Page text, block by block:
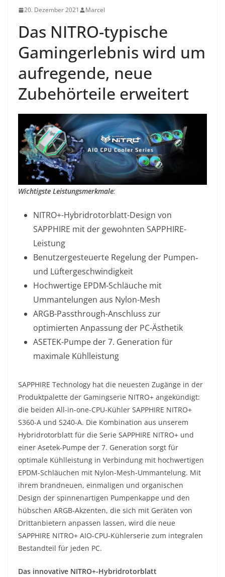
20. Dezember 2021 Marcel
Das NITRO-typische
Gamingerlebnis wird um
aufregende, neue
Zubehörteile erweitert
Wichtigste Leistungsmerkmale:
NITRO+-Hybridrotorblatt-Design von
SAPPHIRE mit der gewohnten SAPPHIRE-
Leistung
Benutzergesteuerte Regelung der Pumpen‑
und Lüftergeschwindigkeit
Hochwertige EPDM-Schläuche mit
Ummantelungen aus Nylon-Mesh
ARGB-Passthrough-Anschluss zur
optimierten Anpassung der PC-Ästhetik
ASETEK-Pumpe der 7. Generation für
maximale Kühlleistung
SAPPHIRE Technology hat die neuesten Zugänge in der
Produktpalette der Gamingserie NITRO+ angekündigt:
die beiden All-in-one-CPU-Kühler SAPPHIRE NITRO+
S360-A und S240-A. Die Kombination aus unserem
Hybridrotorblatt für die Serie SAPPHIRE NITRO+ und
einer Asetek-Pumpe der 7. Generation sorgt für
optimale Kühlleistung in Verbindung mit hochwertigen
EPDM-Schläuchen mit Nylon-Mesh-Ummantelung. Mit
ihrem brandneuen, einmaligen und organischen
Design der spinnenartigen Pumpenkappe und den
hübschen ARGB-Akzenten, die sich mit Geräten von
Drittanbietern anpassen lassen, wird die neue
SAPPHIRE NITRO+ AIO-CPU-Kühlerserie zum integralen
Bestandteil für jeden PC.
Das innovative NITRO+-Hybridrotorblatt